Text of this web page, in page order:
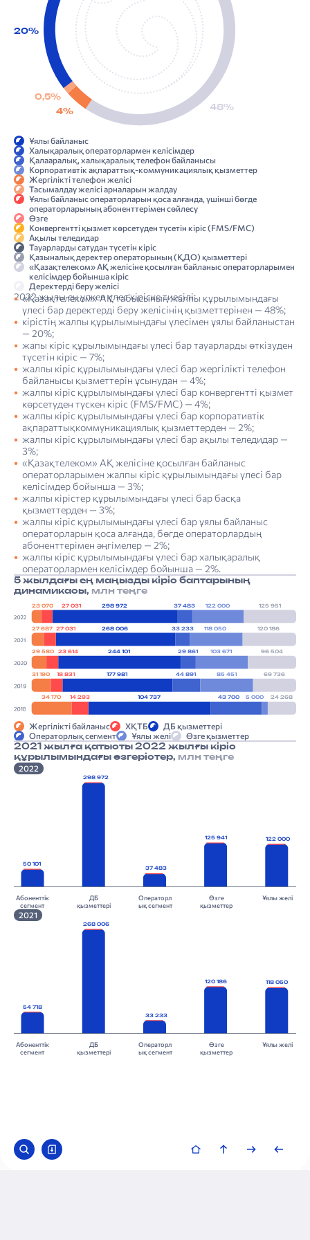
20%
48%
4%
0,5%
Ұялы байланыс
Халықаралық операторлармен келісімдер
Қалааралық, халықаралық телефон байланысы
Корпоративтік ақпараттық-коммуникациялық қызметтер
Жергілікті телефон желісі
Тасымалдау желісі арналарын жалдау
Ұялы байланыс операторларын қоса алғанда, үшінші бөгде
операторларының абоненттерімен сөйлесу
Өзге
Конвергентті қызмет көрсетуден түсетін кіріс (FMS/FMC)
Ақылы теледидар
Тауарларды сатудан түсетін кіріс
Қазыналық деректер операторының (ҚДО) қызметтері
«Қазақтелеком» АҚ желісіне қосылған байланыс операторларымен
келісімдер бойынша кіріс
Деректерді беру желісі
2022 жылы ең үлкен үлес кіріске тиесілі:
«Қазақтелеком» АҚ табысының жалпы құрылымындағы
үлесі бар деректерді беру желісінің қызметтерінен — 48%;
кірістің жалпы құрылымындағы үлесімен ұялы байланыстан
— 20%;
жапы кіріс құрылымындағы үлесі бар тауарларды өткізуден
түсетін кіріс — 7%;
жалпы кіріс құрылымындағы үлесі бар жергілікті телефон
байланысы қызметтерін ұсынудан — 4%;
жалпы кіріс құрылымындағы үлесі бар конвергентті қызмет
көрсетуден түскен кіріс (FMS/FMC) — 4%;
жалпы кіріс құрылымындағы үлесі бар корпоративтік
ақпараттықкоммуникациялық қызметтерден — 2%;
жалпы кіріс құрылымындағы үлесі бар ақылы теледидар —
3%;
«Қазақтелеком» АҚ желісіне қосылған байланыс
операторларымен жалпы кіріс құрылымындағы үлесі бар
келісімдер бойынша — 3%;
жалпы кірістер құрылымындағы үлесі бар басқа
қызметтерден — 3%;
жалпы кіріс құрылымындағы үлесі бар ұялы байланыс
операторларын қоса алғанда, бөгде операторлардың
абоненттерімен әңгімелер — 2%;
жалпы кіріс құрылымындағы үлесі бар халықаралық
операторлармен келісімдер бойынша — 2%.
5 жылдағы ең маңызды кіріс баптарының
динамикасы, млн теңге
27 031
23 070 125 951
37 483
298 972 122 000
27 031
27 687 120 186
33 233
268 006 118 050
23 614
29 580 96 504
29 861
244 101 103 671
18 831
31 190 69 736
44 891
177 981 85 451
14 293
34 170 24 268
43 700
104 737 5 000
Жергілікті байланыс ХҚТБ
ДБ қызметтері
Операторлық сегмент
Ұялы желі Өзге қызметтер
2021 жылға қатысты 2022 жылғы кіріс
құрылымындағы өзгерістер, млн теңге
2022
50 101
298 972
37 483
125 941 122 000
Абоненттік
сегмент
ДБ
қызметтері
Операторл
ық сегмент
Өзге
қызметтер
Ұялы желі
2021
54 718
268 006
33 233
120 186 118 050
Абоненттік
сегмент
ДБ
қызметтері
Операторл
ық сегмент
Өзге
қызметтер
Ұялы желі